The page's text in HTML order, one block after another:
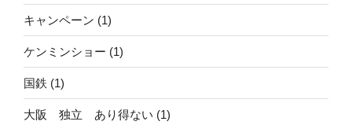
キャンペーン (1)
ケンミンショー (1)
国鉄 (1)
大阪 独立 あり得ない (1)